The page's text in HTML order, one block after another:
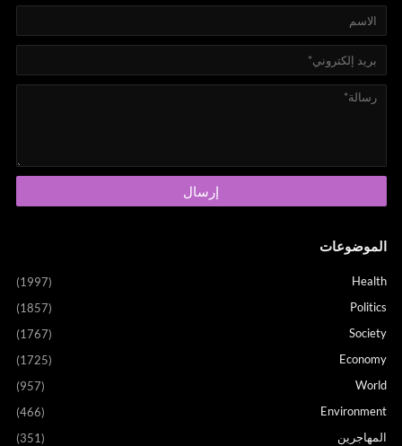
الموضوعات
Health
(1997)
Politics
(1857)
Society
(1767)
Economy
(1725)
World
(957)
Environment
(466)
المهاجرين
(351)